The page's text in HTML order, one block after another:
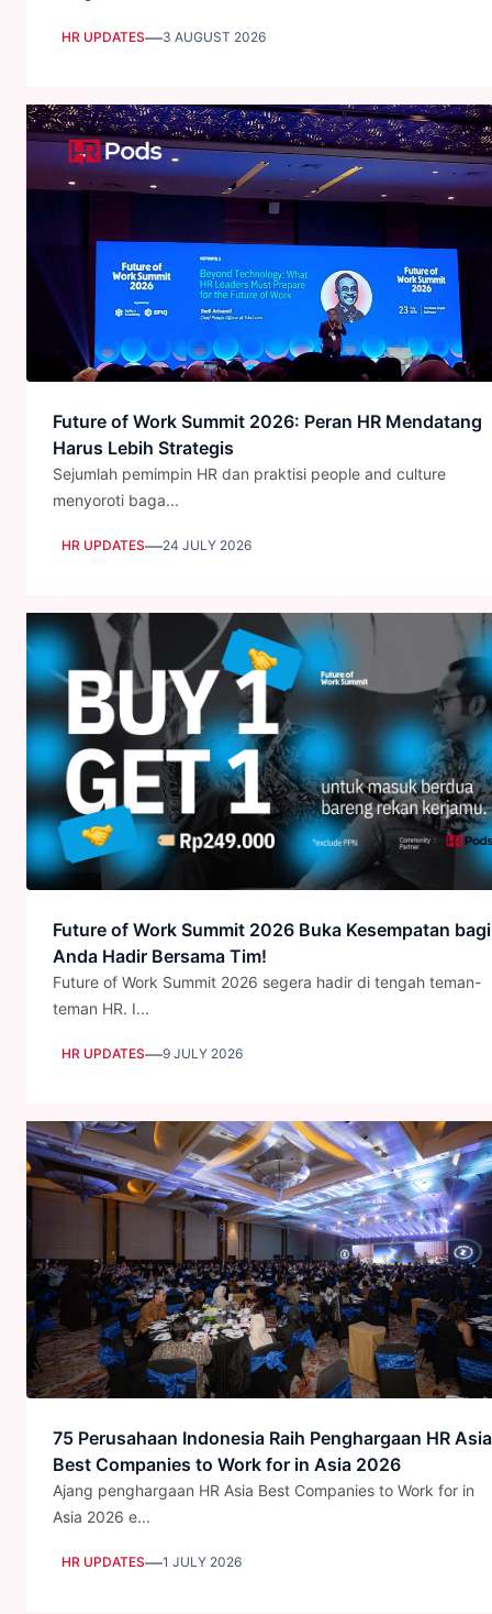
HR UPDATES—3 AUGUST 2026
Future of Work Summit 2026: Peran HR Mendatang
Harus Lebih Strategis
Sejumlah pemimpin HR dan praktisi people and culture
menyoroti baga...
HR UPDATES—24 JULY 2026
Future of Work Summit 2026 Buka Kesempatan bagi
Anda Hadir Bersama Tim!
Future of Work Summit 2026 segera hadir di tengah teman-
teman HR. I...
HR UPDATES—9 JULY 2026
75 Perusahaan Indonesia Raih Penghargaan HR Asia
Best Companies to Work for in Asia 2026
Ajang penghargaan HR Asia Best Companies to Work for in
Asia 2026 e...
HR UPDATES—1 JULY 2026